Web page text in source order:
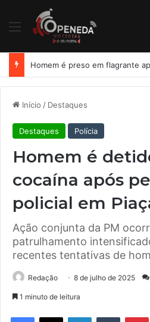
Menu
Início / Destaques
Destaques Polícia
Homem é
cocaína após
policial em
Ação conjunta da PM
patrulhamento
recentes tentativas de
Redação 8 de julho de 2025
1 minuto de leitura
Facebook
X LinkedinTumblr